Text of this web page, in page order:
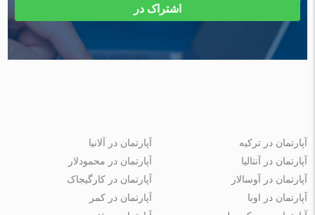
اشتراک در
آپارتمان در ترکیه
آپارتمان در آنتالیا
آپارتمان در آوسالار
آپارتمان در اوبا
آپارتمان در آلانیا
آپارتمان در محمودلار
آپارتمان در کارگیجاک
آپارتمان در کمر